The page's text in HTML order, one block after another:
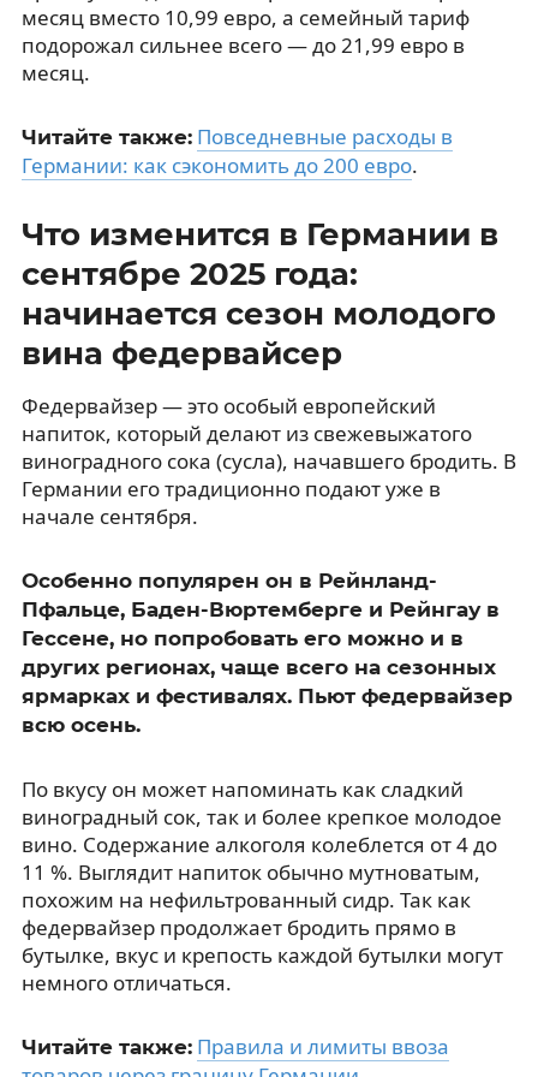
месяц вместо 10,99 евро, а семейный тариф
подорожал сильнее всего — до 21,99 евро в
месяц.
Читайте также: Повседневные расходы в
Германии: как сэкономить до 200 евро.
Что изменится в Германии в
сентябре 2025 года:
начинается сезон молодого
вина федервайсер
Федервайзер — это особый европейский
напиток, который делают из свежевыжатого
виноградного сока (сусла), начавшего бродить. В
Германии его традиционно подают уже в
начале сентября.
Особенно популярен он в Рейнланд-
Пфальце, Баден-Вюртемберге и Рейнгау в
Гессене, но попробовать его можно и в
других регионах, чаще всего на сезонных
ярмарках и фестивалях. Пьют федервайзер
всю осень.
По вкусу он может напоминать как сладкий
виноградный сок, так и более крепкое молодое
вино. Содержание алкоголя колеблется от 4 до
11 %. Выглядит напиток обычно мутноватым,
похожим на нефильтрованный сидр. Так как
федервайзер продолжает бродить прямо в
бутылке, вкус и крепость каждой бутылки могут
немного отличаться.
Читайте также: Правила и лимиты ввоза